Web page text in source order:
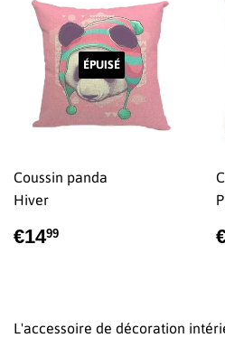
ÉPUISÉ
Coussin panda
Hiver
PRIX
€1499
L'accessoire de décoration